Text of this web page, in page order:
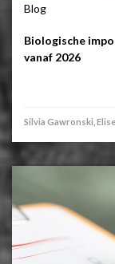
Blog
Biologische
vanaf 2026
Silvia Gawronski,